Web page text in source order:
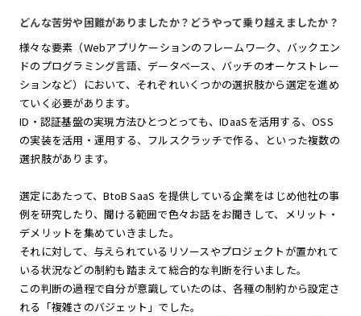
どんな苦労や困難がありましたか？どうやって乗り越えましたか？
様々な要素（Webアプリケーションのフレームワーク、バックエン
ドのプログラミング言語、データベース、バッチのオーケストレー
ションなど）において、それぞれいくつかの選択肢から選定を進め
ていく必要があります。
ID・認証基盤の実現方法ひとつとっても、IDaaSを活用する、OSS
の実装を活用・運用する、フルスクラッチで作る、といった複数の
選択肢があります。
選定にあたって、BtoB SaaS を提供している企業をはじめ他社の事
例を研究したり、聞ける範囲で色々お話をお聞きして、メリット・
デメリットを集めていきました。
それに対して、与えられているリソースやプロジェクトが置かれて
いる状況などの制約も踏まえて総合的な判断を行いました。
この判断の過程で自分が意識していたのは、各種の制約から設定さ
れる「複雑さのバジェット」でした。